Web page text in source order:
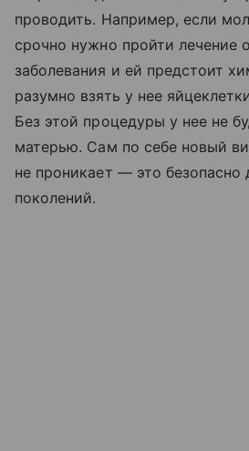
проводить. Например, если
срочно нужно пройти лечение
заболевания и ей предстоит
разумно взять у нее
Без этой процедуры у нее не
матерью. Сам по себе новый
не проникает — это безопасно
поколений.